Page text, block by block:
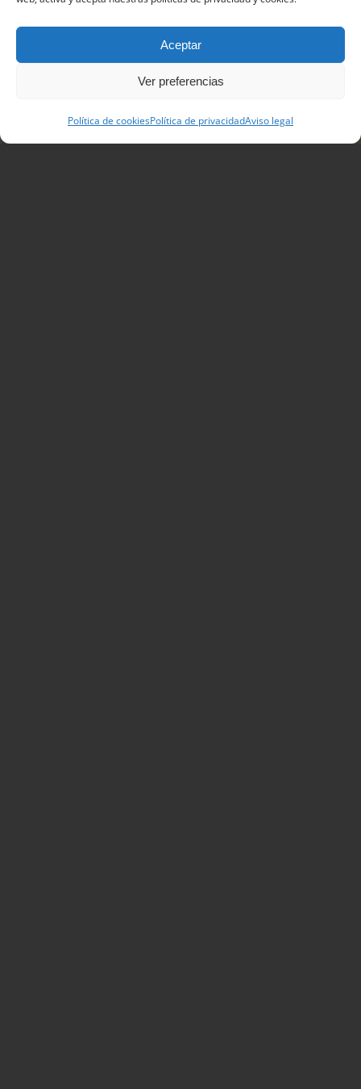
Aceptar
Ver preferencias
Política de cookiesPolítica de privacidadAviso legal